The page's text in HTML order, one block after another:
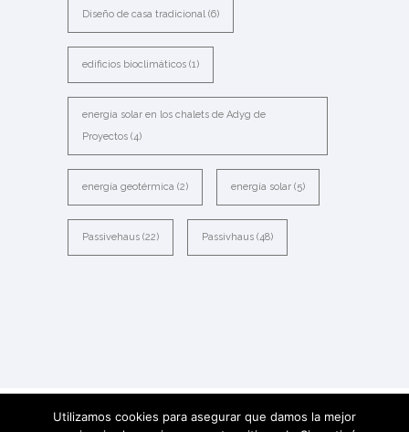
Diseño de casa tradicional (6)
edificios bioclimáticos (1)
energia solar en los chalets de Adyg de
Proyectos (4)
energía geotérmica (2) energía solar (5)
Passivehaus (22) Passivhaus (48)
Utilizamos cookies para asegurar que damos la mejor